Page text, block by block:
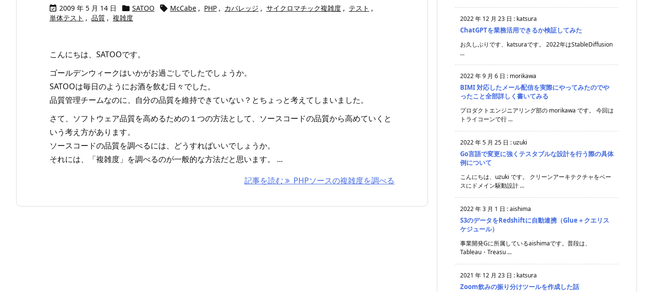
 2009 年 5 月 14 日  SATOO  McCabe , PHP , カバレッジ , サイクロマチック複雑度 , テスト ,
単体テスト , 品質 , 複雑度
こんにちは、SATOOです。
ゴールデンウィークはいかがお過ごしでしたでしょうか。
SATOOは毎日のようにお酒を飲む日々でした。
品質管理チームなのに、自分の品質を維持できていない？とちょっと考えてしまいました。
さて、ソフトウェア品質を高めるための１つの方法として、ソースコードの品質から高めていくと
いう考え方があります。
ソースコードの品質を調べるには、どうすればいいでしょうか。
それには、「複雑度」を調べるのが一般的な方法だと思います。 ...
記事を読む
PHPソースの複雑度を調べる
2022 年 12 月 23 日 : katsura
ChatGPTを業務活用できるか検証してみた
お久しぶりです、katsuraです。 2022年はStableDiffusion
...
2022 年 9 月 6 日 : morikawa
BIMI 対応したメール配信を実際にやってみたのでや
ったこと全部詳しく書いてみる
プロダクトエンジニアリング部の morikawa です。 今回は
トライコーンで行 ...
2022 年 5 月 25 日 : uzuki
Go言語で変更に強くテスタブルな設計を行う際の具体
例について
こんにちは、uzuki です。 クリーンアーキテクチャをベー
スにドメイン駆動設計 ...
2022 年 3 月 1 日 :aishima
S3のデータをRedshiftに自動連携（Glue＋クエリス
ケジュール）
事業開発Gに所属しているaishimaです。普段は、
Tableau・Treasu ...
2021 年 12 月 23 日 : katsura
Zoom飲みの振り分けツールを作成した話